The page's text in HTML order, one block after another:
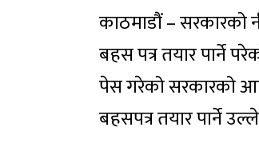
काठमाडौं – सरकारको
बहस पत्र तयार पार्ने
पेस गरेको सरकारको
बहसपत्र तयार पार्ने